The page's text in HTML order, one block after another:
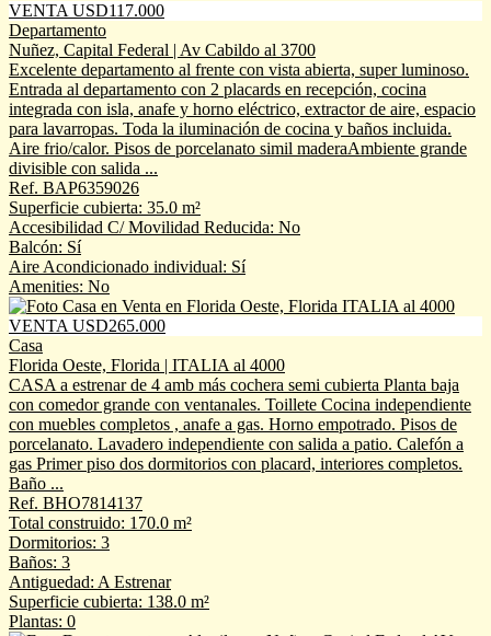
VENTA USD117.000
Departamento
Nuñez, Capital Federal | Av Cabildo al 3700
Excelente departamento al frente con vista abierta, super luminoso.
Entrada al departamento con 2 placards en recepción, cocina
integrada con isla, anafe y horno eléctrico, extractor de aire, espacio
para lavarropas. Toda la iluminación de cocina y baños incluida.
Aire frio/calor. Pisos de porcelanato simil maderaAmbiente grande
divisible con salida ...
Ref. BAP6359026
Superficie cubierta: 35.0 m²
Accesibilidad C/ Movilidad Reducida: No
Balcón: Sí
Aire Acondicionado individual: Sí
Amenities: No
VENTA USD265.000
Casa
Florida Oeste, Florida | ITALIA al 4000
CASA a estrenar de 4 amb más cochera semi cubierta Planta baja
con comedor grande con ventanales. Toillete Cocina independiente
con muebles completos , anafe a gas. Horno empotrado. Pisos de
porcelanato. Lavadero independiente con salida a patio. Calefón a
gas Primer piso dos dormitorios con placard, interiores completos.
Baño ...
Ref. BHO7814137
Total construido: 170.0 m²
Dormitorios: 3
Baños: 3
Antiguedad: A Estrenar
Superficie cubierta: 138.0 m²
Plantas: 0